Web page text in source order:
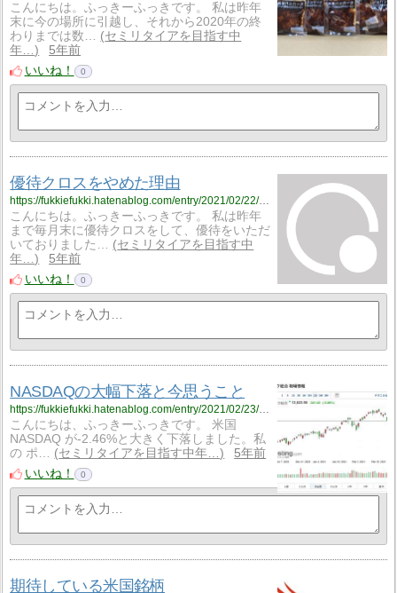
こんにちは。ふっきーふっきです。 私は昨年
末に今の場所に引越し、それから2020年の終
わりまでは数…
セミリタイアを目指す中
年…
5年前
いいね！
0
優待クロスをやめた理由
https://fukkiefukki.hatenablog.com/entry/2021/02/22/224130
こんにちは。ふっきーふっきです。 私は昨年
まで毎月末に優待クロスをして、優待をいただ
いておりました…
セミリタイアを目指す中
年…
5年前
いいね！
0
NASDAQの大幅下落と今思うこと
https://fukkiefukki.hatenablog.com/entry/2021/02/23/192950
こんにちは、ふっきーふっきです。 米国
NASDAQ が-2.46%と大きく下落しました。私
の ポ…
セミリタイアを目指す中年…
5年前
いいね！
0
期待している米国銘柄